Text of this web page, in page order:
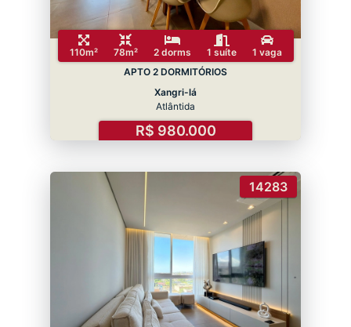
110m² 78m² 2 dorms 1 suíte
1 vaga
APTO 2 DORMITÓRIOS
Xangri-lá
Atlântida
R$ 980.000
14283